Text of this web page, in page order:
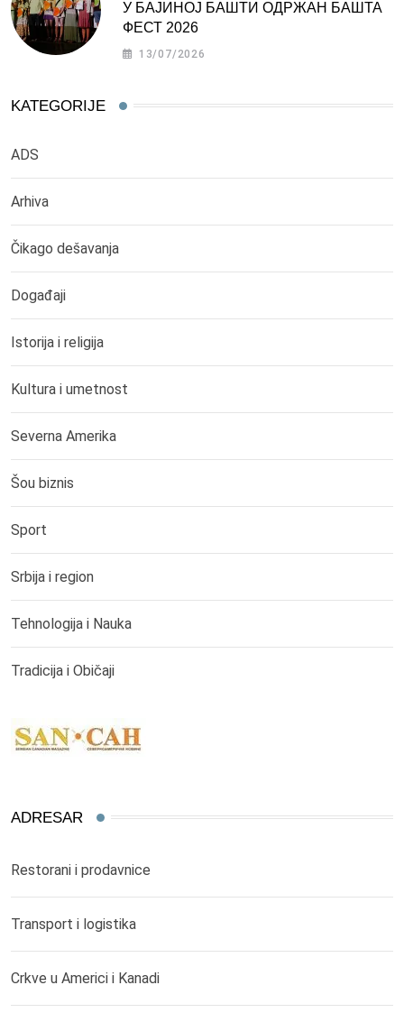
У БАЈИНОЈ БАШТИ ОДРЖАН БАШТА
ФЕСТ 2026
13/07/2026
KATEGORIJE
ADS
Arhiva
Čikago dešavanja
Događaji
Istorija i religija
Kultura i umetnost
Severna Amerika
Šou biznis
Sport
Srbija i region
Tehnologija i Nauka
Tradicija i Običaji
ADRESAR
Restorani i prodavnice
Transport i logistika
Crkve u Americi i Kanadi